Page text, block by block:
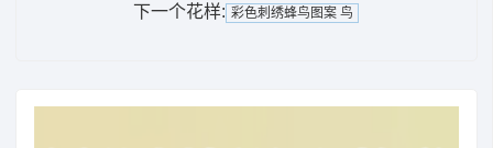
下一个花样: 彩色刺绣蜂鸟图案 鸟